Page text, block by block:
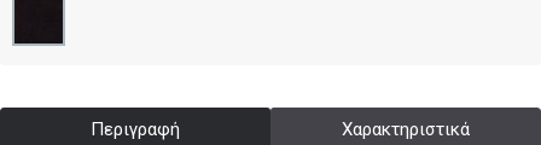
Περιγραφή Χαρακτηριστικά